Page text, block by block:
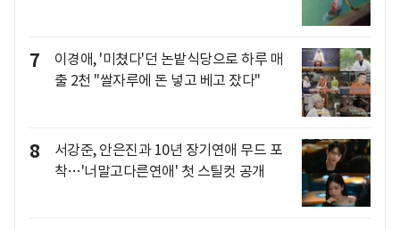
7
이경애, '미쳤다'던 논밭식당으로 하루 매
출 2천 "쌀자루에 돈 넣고 베고 잤다"
8
서강준, 안은진과 10년 장기연애 무드 포
착…'너말고다른연애' 첫 스틸컷 공개